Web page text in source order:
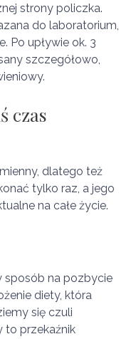
strony policzka.
do laboratorium,
Po upływie ok. 3
szczegółowo,
czas
dlatego też
tylko raz, a jego
na całe życie.
sposób na pozbycie
diety, która
się czuli
to przekaźnik